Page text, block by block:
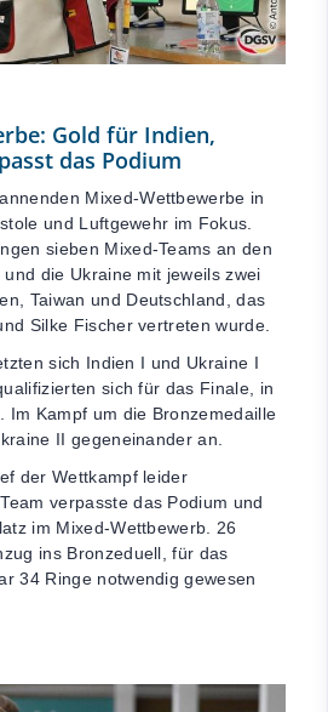
Gold für Indien,
das Podium
Mixed-Wettbewerbe in
und Luftgewehr im Fokus.
sieben Mixed-Teams an den
die Ukraine mit jeweils zwei
Taiwan und Deutschland, das
Silke Fischer vertreten wurde.
sich Indien I und Ukraine I
sich für das Finale, in
Im Kampf um die Bronzemedaille
II gegeneinander an.
der Wettkampf leider
verpasste das Podium und
im Mixed-Wettbewerb. 26
ins Bronzeduell, für das
34 Ringe notwendig gewesen